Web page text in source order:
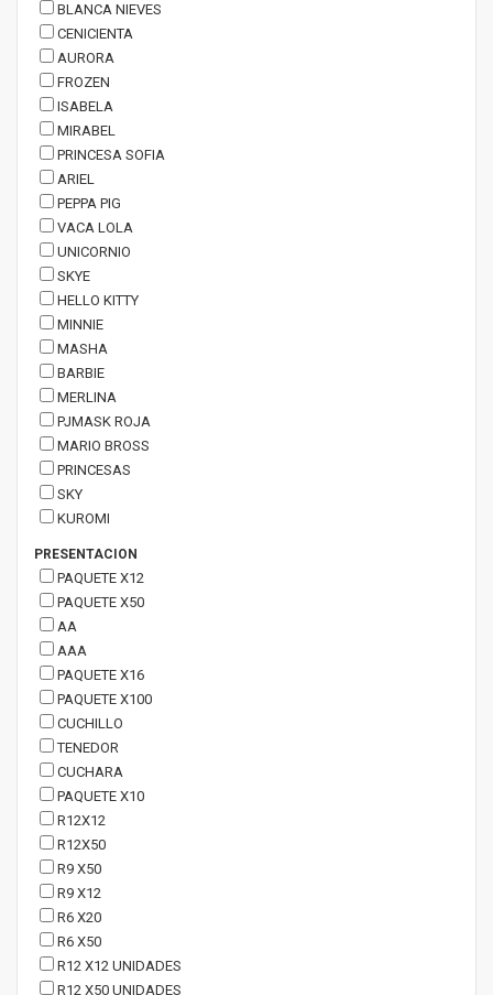
BLANCA NIEVES
CENICIENTA
AURORA
FROZEN
ISABELA
MIRABEL
PRINCESA SOFIA
ARIEL
PEPPA PIG
VACA LOLA
UNICORNIO
SKYE
HELLO KITTY
MINNIE
MASHA
BARBIE
MERLINA
PJMASK ROJA
MARIO BROSS
PRINCESAS
SKY
KUROMI
PRESENTACION
PAQUETE X12
PAQUETE X50
AA
AAA
PAQUETE X16
PAQUETE X100
CUCHILLO
TENEDOR
CUCHARA
PAQUETE X10
R12X12
R12X50
R9 X50
R9 X12
R6 X20
R6 X50
R12 X12 UNIDADES
R12 X50 UNIDADES